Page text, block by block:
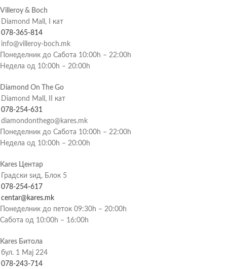
Villeroy & Boch
Diamond Mall, I кат
078-365-814
info@villeroy-boch.mk
Понеделник до Сабота 10:00h – 22:00h
Недела од 10:00h – 20:00h
Diamond On The Go
Diamond Mall, II кат
078-254-631
diamondonthego@kares.mk
Понеделник до Сабота 10:00h – 22:00h
Недела од 10:00h – 20:00h
Kares Центар
Градски ѕид, Блок 5
078-254-617
centar@kares.mk
Понеделник до петок 09:30h – 20:00h
Сабота од 10:00h – 16:00h
Kares Битола
бул. 1 Мај 224
078-243-714